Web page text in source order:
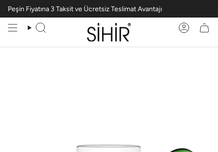
Peşin Fiyatına 3 Taksit ve Ücretsiz Teslimat Avantajı
Ara Hesabım